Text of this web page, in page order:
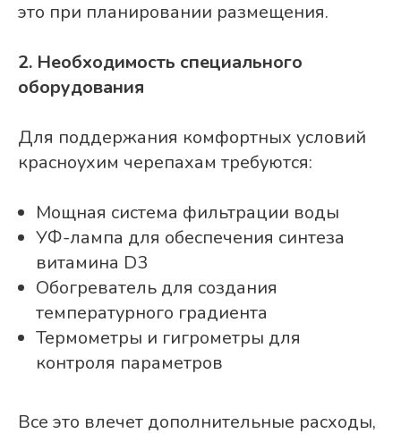
это при планировании размещения.
2. Необходимость специального
оборудования
Для поддержания комфортных условий
красноухим черепахам требуются:
Мощная система фильтрации воды
УФ-лампа для обеспечения синтеза
витамина D3
Обогреватель для создания
температурного градиента
Термометры и гигрометры для
контроля параметров
Все это влечет дополнительные расходы,